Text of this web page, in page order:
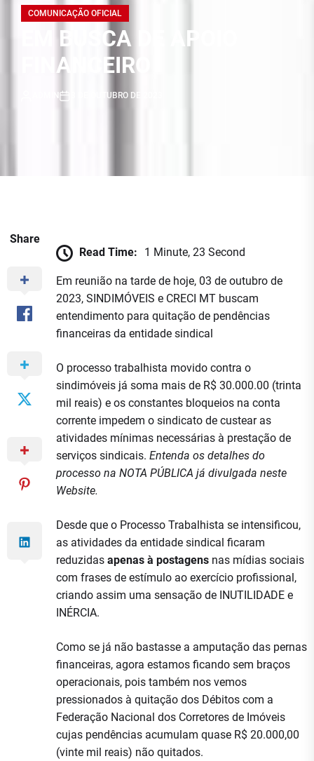
COMUNICAÇÃO OFICIAL
EM BUSCA DE APOIO
FINANCEIRO
3 DE OUTUBRO DE 2023
Share
Read Time:
1 Minute, 23 Second
Em reunião na tarde de hoje, 03 de outubro de
2023, SINDIMÓVEIS e CRECI MT buscam
entendimento para quitação de pendências
financeiras da entidade sindical
O processo trabalhista movido contra o
sindimóveis já soma mais de R$ 30.000.00 (trinta
mil reais) e os constantes bloqueios na conta
corrente impedem o sindicato de custear as
atividades mínimas necessárias à prestação de
serviços sindicais. Entenda os detalhes do
processo na NOTA PÚBLICA já divulgada neste
Website.
Desde que o Processo Trabalhista se intensificou,
as atividades da entidade sindical ficaram
reduzidas apenas à postagens nas mídias sociais
com frases de estímulo ao exercício profissional,
criando assim uma sensação de INUTILIDADE e
INÉRCIA.
Como se já não bastasse a amputação das pernas
financeiras, agora estamos ficando sem braços
operacionais, pois também nos vemos
pressionados à quitação dos Débitos com a
Federação Nacional dos Corretores de Imóveis
cujas pendências acumulam quase R$ 20.000,00
(vinte mil reais) não quitados.